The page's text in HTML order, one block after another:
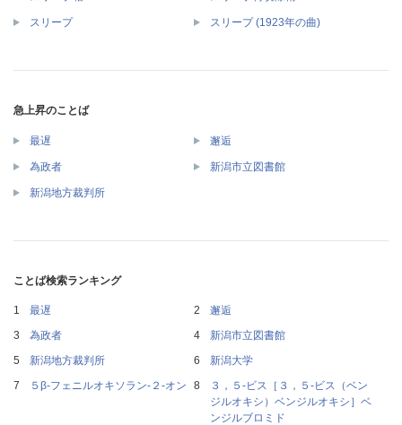
スリープ スリープ (1923年の曲)
急上昇のことば
最遅 邂逅
為政者 新潟市立図書館
新潟地方裁判所
ことば検索ランキング
最遅
邂逅
為政者
新潟市立図書館
新潟地方裁判所
新潟大学
５β‐フェニルオキソラン‐２‐オン
３，５‐ビス［３，５‐ビス（ベン
ジルオキシ）ベンジルオキシ］ベ
ンジルブロミド